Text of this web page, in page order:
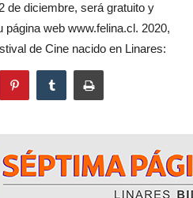
de diciembre, será gratuito y
web www.felina.cl. 2020,
de Cine nacido en Linares: